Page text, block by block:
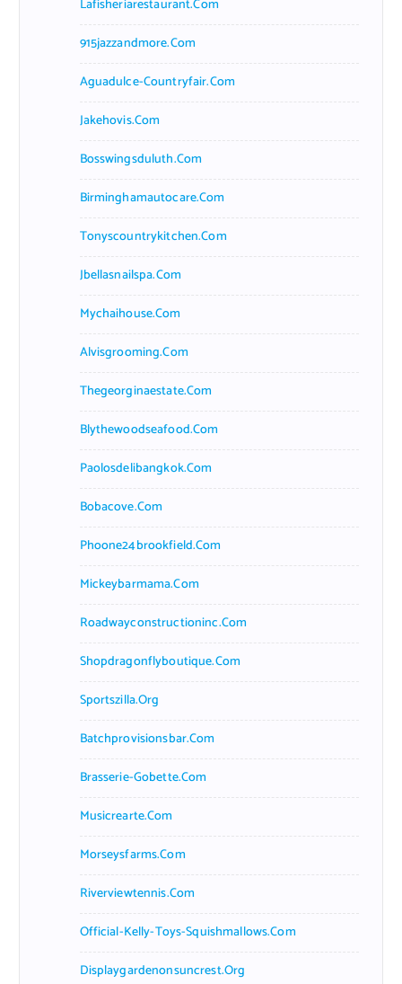
Lafisheriarestaurant.com
915jazzandmore.com
Aguadulce-Countryfair.com
Jakehovis.com
Bosswingsduluth.com
Birminghamautocare.com
Tonyscountrykitchen.com
Jbellasnailspa.com
Mychaihouse.com
Alvisgrooming.com
Thegeorginaestate.com
Blythewoodseafood.com
Paolosdelibangkok.com
Bobacove.com
Phoone24brookfield.com
Mickeybarmama.com
Roadwayconstructioninc.com
Shopdragonflyboutique.com
Sportszilla.org
Batchprovisionsbar.com
Brasserie-Gobette.com
Musicrearte.com
Morseysfarms.com
Riverviewtennis.com
Official-Kelly-Toys-Squishmallows.com
Displaygardenonsuncrest.org